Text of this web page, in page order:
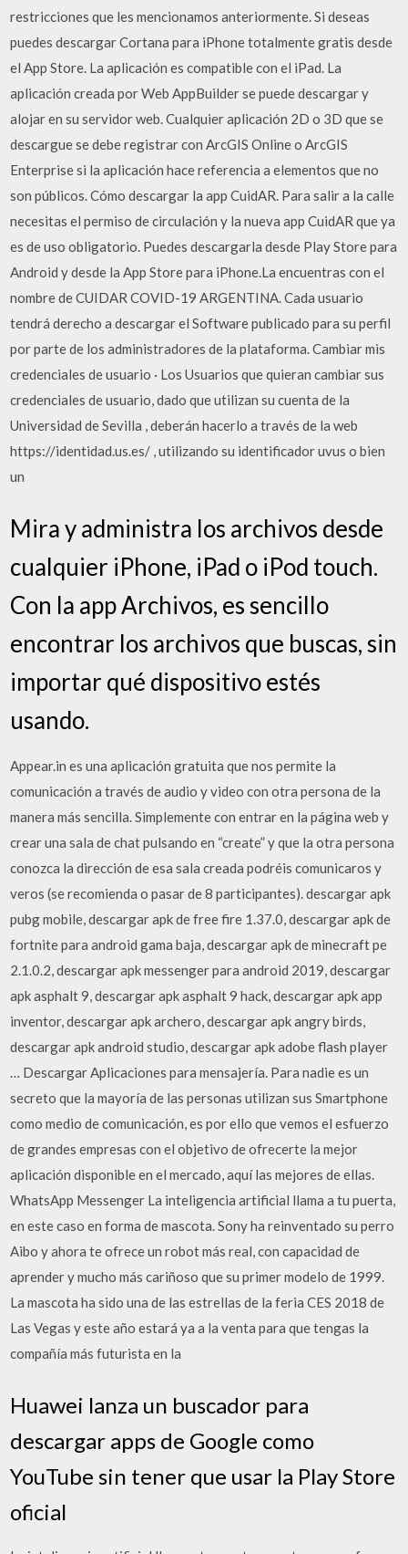
restricciones que les mencionamos anteriormente. Si deseas
puedes descargar Cortana para iPhone totalmente gratis desde
el App Store. La aplicación es compatible con el iPad. La
aplicación creada por Web AppBuilder se puede descargar y
alojar en su servidor web. Cualquier aplicación 2D o 3D que se
descargue se debe registrar con ArcGIS Online o ArcGIS
Enterprise si la aplicación hace referencia a elementos que no
son públicos. Cómo descargar la app CuidAR. Para salir a la calle
necesitas el permiso de circulación y la nueva app CuidAR que ya
es de uso obligatorio. Puedes descargarla desde Play Store para
Android y desde la App Store para iPhone.La encuentras con el
nombre de CUIDAR COVID-19 ARGENTINA. Cada usuario
tendrá derecho a descargar el Software publicado para su perfil
por parte de los administradores de la plataforma. Cambiar mis
credenciales de usuario · Los Usuarios que quieran cambiar sus
credenciales de usuario, dado que utilizan su cuenta de la
Universidad de Sevilla , deberán hacerlo a través de la web
https://identidad.us.es/ , utilizando su identificador uvus o bien
un
Mira y administra los archivos desde
cualquier iPhone, iPad o iPod touch.
Con la app Archivos, es sencillo
encontrar los archivos que buscas, sin
importar qué dispositivo estés
usando.
Appear.in es una aplicación gratuita que nos permite la
comunicación a través de audio y video con otra persona de la
manera más sencilla. Simplemente con entrar en la página web y
crear una sala de chat pulsando en “create” y que la otra persona
conozca la dirección de esa sala creada podréis comunicaros y
veros (se recomienda o pasar de 8 participantes). descargar apk
pubg mobile, descargar apk de free fire 1.37.0, descargar apk de
fortnite para android gama baja, descargar apk de minecraft pe
2.1.0.2, descargar apk messenger para android 2019, descargar
apk asphalt 9, descargar apk asphalt 9 hack, descargar apk app
inventor, descargar apk archero, descargar apk angry birds,
descargar apk android studio, descargar apk adobe flash player
… Descargar Aplicaciones para mensajería. Para nadie es un
secreto que la mayoría de las personas utilizan sus Smartphone
como medio de comunicación, es por ello que vemos el esfuerzo
de grandes empresas con el objetivo de ofrecerte la mejor
aplicación disponible en el mercado, aquí las mejores de ellas.
WhatsApp Messenger La inteligencia artificial llama a tu puerta,
en este caso en forma de mascota. Sony ha reinventado su perro
Aibo y ahora te ofrece un robot más real, con capacidad de
aprender y mucho más cariñoso que su primer modelo de 1999.
La mascota ha sido una de las estrellas de la feria CES 2018 de
Las Vegas y este año estará ya a la venta para que tengas la
compañía más futurista en la
Huawei lanza un buscador para
descargar apps de Google como
YouTube sin tener que usar la Play Store
oficial